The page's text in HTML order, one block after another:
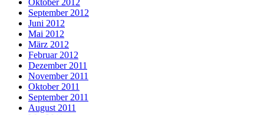
September 2012
Juni 2012
Mai 2012
März 2012
Februar 2012
Dezember 2011
November 2011
Oktober 2011
September 2011
August 2011